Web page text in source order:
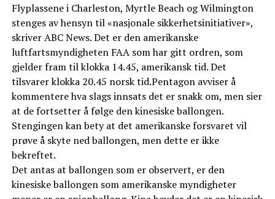
Flyplassene i Charleston, Myrtle Beach og Wilmington
stenges av hensyn til «nasjonale sikkerhetsinitiativer»,
skriver ABC News. Det er den amerikanske
luftfartsmyndigheten FAA som har gitt ordren, som
gjelder fram til klokka 14.45, amerikansk tid. Det
tilsvarer klokka 20.45 norsk tid.Pentagon avviser å
kommentere hva slags innsats det er snakk om, men sier
at de fortsetter å følge den kinesiske ballongen.
Stengingen kan bety at det amerikanske forsvaret vil
prøve å skyte ned ballongen, men dette er ikke
bekreftet.
Det antas at ballongen som er observert, er den
kinesiske ballongen som amerikanske myndigheter